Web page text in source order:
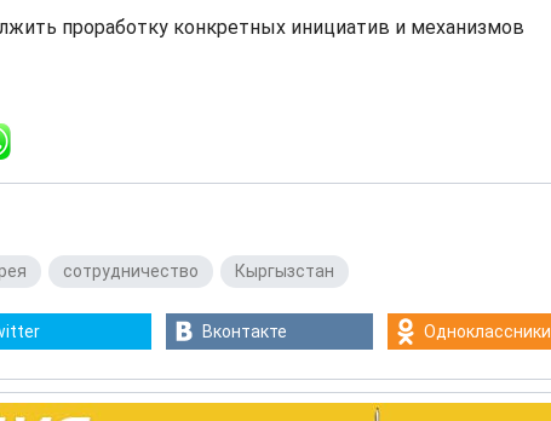
проработку конкретных инициатив и механизмов
сотрудничество Кыргызстан
Вконтакте Одноклассники